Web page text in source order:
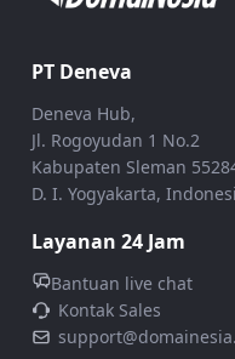
PT Deneva
Deneva Hub,
Jl. Rogoyudan 1 No.2
Kabupaten Sleman
D. I. Yogyakarta,
Layanan 24 Jam
Bantuan live chat
Kontak Sales